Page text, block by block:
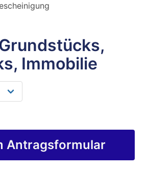
Immobilie
Antragsformular